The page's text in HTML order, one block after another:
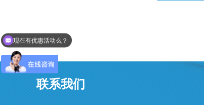
联系我们
现在有优惠活动么？